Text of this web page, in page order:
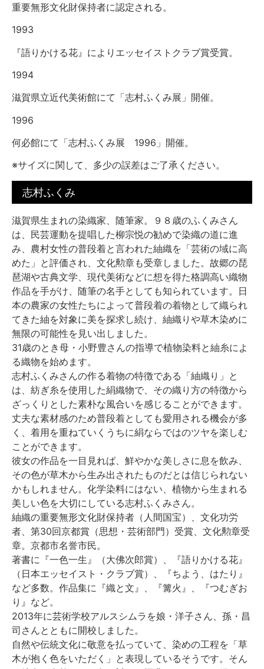
重要無形文化財保持者に認定される。
1993
『語りかける花』によりエッセイストクラブ賞受賞。
1994
滋賀県立近代美術館にて「志村ふくみ展」開催。
1996
何必館にて「志村ふくみ展 1996」開催。
※サイズに関して、多少の誤差はご了承ください。
志村ふくみ
滋賀県生まれの染織家、随筆家。９８歳のふくみさん
は、民芸運動を提唱した柳宗悦の勧めで染織の道に進
み、農村女性の普段着と言われた紬織を「芸術の域に高
めた」と評価され、文化勲章も受章しました。故郷の琵
琶湖や古典文学、現代美術などに想を得た格調高い織物
作品を手がけ、随筆の名手としても知られています。日
本の農家の女性たちによって普段着の着物として織られ
てきた紬を対象に美を探求し続け、紬織りや草木染めに
無限の可能性を見い出しました。
31歳のとき母・小野豊さんの指導で植物染料と紬糸によ
る織物を始めます。
志村ふくみさんの作る着物の特徴である「紬織り」と
は、紡ぎ糸を使用した絹織物で、その織り方の特徴から
ざっくりとした素朴な風合いを感じることができます。
丈夫な素材感のため普段着としても愛用される機会が多
く、着用を重ねていくうちに絹ならではのツヤを楽しむ
ことができます。
彼女の作品を一目見れば、鮮やかな美しさに息を飲み、
その色が草木から生み出されたものだとは信じられない
かもしれません。化学染料にはない、植物から生まれる
美しい色を大切にしている志村ふくみさん。
紬織の重要無形文化財保持者（人間国宝）、文化功労
者、第30回京都賞（思想・芸術部門）受賞、文化勲章受
章。京都市名誉市民。
著書に『一色一生』（大佛次郎賞）、『語りかける花』
（日本エッセイスト・クラブ賞）、『ちよう、はたり』
など多数。作品集に『織と文』、『篝火』、『つむぎお
り』など。
2013年に芸術学校アルスシムラを娘・洋子さん、孫・昌
司さんとともに開校しました。
自然や伝統文化に敬意を払っていて、染めの工程を「草
木が抱く色をいただく」と表現しているそうです。そん